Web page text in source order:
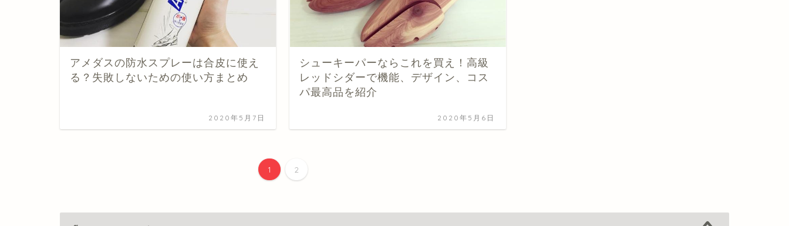
アメダスの防水スプレーは合皮に使え
る？失敗しないための使い方まとめ
2020年5月7日
シューキーパーならこれを買え！高級
レッドシダーで機能、デザイン、コス
パ最高品を紹介
2020年5月6日
1 2